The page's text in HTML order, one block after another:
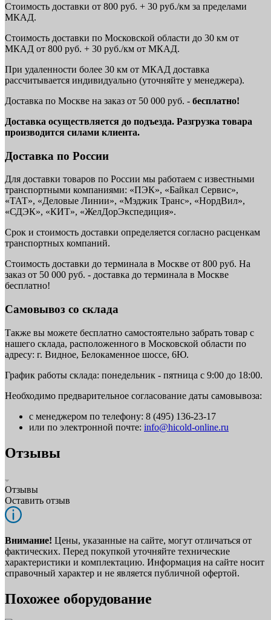
Стоимость доставки от 800 руб. + 30 руб./км за пределами
МКАД.
Стоимость доставки по Московской области до 30 км от
МКАД от 800 руб. + 30 руб./км от МКАД.
При удаленности более 30 км от МКАД доставка
рассчитывается индивидуально (уточняйте у менеджера).
Доставка по Москве на заказ от 50 000 руб. - бесплатно!
Доставка осуществляется до подъезда. Разгрузка товара
производится силами клиента.
Доставка по России
Для доставки товаров по России мы работаем с известными
транспортными компаниями: «ПЭК», «Байкал Сервис»,
«ТАТ», «Деловые Линии», «Мэджик Транс», «НордВил»,
«СДЭК», «КИТ», «ЖелДорЭкспедиция».
Срок и стоимость доставки определяется согласно расценкам
транспортных компаний.
Стоимость доставки до терминала в Москве от 800 руб. На
заказ от 50 000 руб. - доставка до терминала в Москве
бесплатно!
Самовывоз со склада
Также вы можете бесплатно самостоятельно забрать товар с
нашего склада, расположенного в Московской области по
адресу: г. Видное, Белокаменное шоссе, 6Ю.
График работы склада: понедельник - пятница с 9:00 до 18:00.
Необходимо предварительное согласование даты самовывоза:
с менеджером по телефону: 8 (495) 136-23-17
или по электронной почте: info@hicold-online.ru
Отзывы
Отзывы
Оставить отзыв
Внимание! Цены, указанные на сайте, могут отличаться от
фактических. Перед покупкой уточняйте технические
характеристики и комплектацию. Информация на сайте носит
справочный характер и не является публичной офертой.
Похожее оборудование